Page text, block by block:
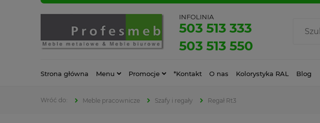
INFOLINIA
503 513 333
503 513 550
Strona główna Menu Promocje *Kontakt O nas Kolorystyka RAL Blog
Meble pracownicze Szafy i regały Regał Rt3